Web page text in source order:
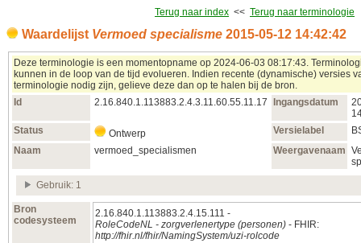
Terug naar index << Terug naar terminologie
Waardelijst Vermoed specialisme 2015‑05‑12 14:42:42
Deze terminologie is een momentopname op 2024‑06‑03 08:17:43.
kunnen in de loop van de tijd evolueren. Indien recente (dynamische) versies
terminologie nodig zijn, gelieve deze dan op te halen bij de bron.
Id
2.16.840.1.113883.2.4.3.11.60.55.11.17 Ingangsdatum
Status
Ontwerp Versielabel
Naam
vermoed_specialismen Weergavenaam
Gebruik: 1
Bron
codesysteem
2.16.840.1.113883.2.4.15.111 -
RoleCodeNL - zorgverlenertype (personen) - FHIR:
http://fhir.nl/fhir/NamingSystem/uzi-rolcode